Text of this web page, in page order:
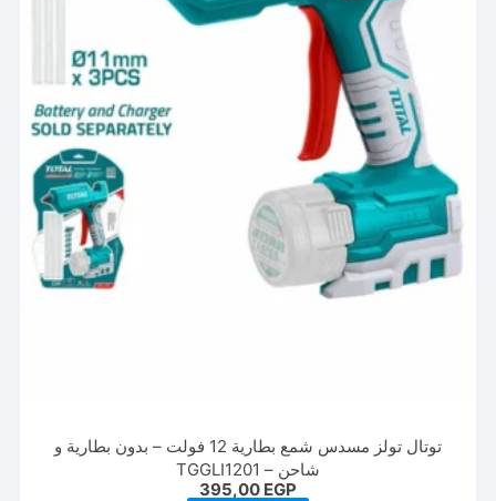
توتال تولز مسدس شمع بطارية 12 فولت – بدون بطارية و
شاحن – TGGLI1201
395,00 EGP